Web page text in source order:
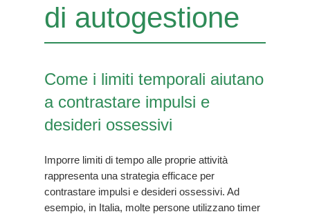
di autogestione
Come i limiti temporali aiutano
a contrastare impulsi e
desideri ossessivi
Imporre limiti di tempo alle proprie attività
rappresenta una strategia efficace per
contrastare impulsi e desideri ossessivi. Ad
esempio, in Italia, molte persone utilizzano timer